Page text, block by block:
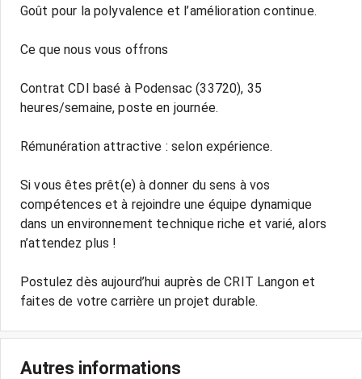
Goût pour la polyvalence et l’amélioration continue.
Ce que nous vous offrons
Contrat CDI basé à Podensac (33720), 35
heures/semaine, poste en journée.
Rémunération attractive : selon expérience.
Si vous êtes prêt(e) à donner du sens à vos
compétences et à rejoindre une équipe dynamique
dans un environnement technique riche et varié, alors
n’attendez plus !
Postulez dès aujourd’hui auprès de CRIT Langon et
faites de votre carrière un projet durable.
Autres informations